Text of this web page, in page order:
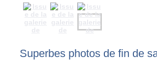
Superbes photos de fin de